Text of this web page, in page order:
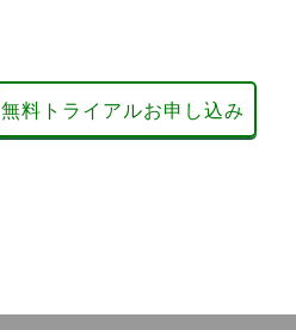
無料トライアルお申し込み